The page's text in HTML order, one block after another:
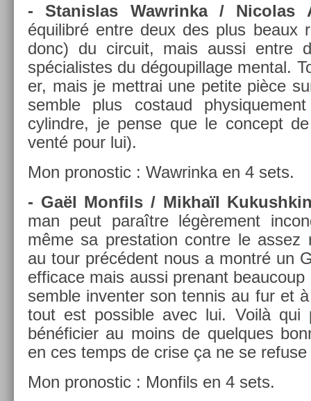
- Stanis­las Waw­rinka / Nicolas
équilibré entre deux des plus beaux
donc) du cir­cuit, mais aussi entre
spécialis­tes du dégoupil­lage ment­al.
er, mais je mettrai une petite pièce
semble plus co­staud
cylindre, je pense que le con­cept
venté pour lui).
Mon pro­nos­tic : Waw­rinka en 4 sets.
- Gaël Mon­fils / Mikhaïl
man peut paraître légère­ment
même sa pre­sta­tion con­tre le assez
au tour précédent nous a montré un
ef­ficace mais aussi pre­nant
semble in­vent­er son ten­nis au fur et
tout est pos­sible avec lui. Voilà qui
bénéfici­er au moins de quel­ques
en ces temps de crise ça ne se
Mon pro­nos­tic : Mon­fils en 4 sets.